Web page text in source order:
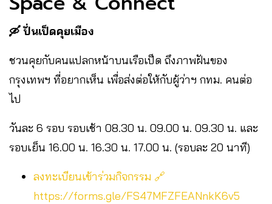
🛶 ปั่นเป็ดคุยเมือง
ชวนคุยกับคนแปลกหน้าบนเรือเป็ด ถึงภาพฝันของ
กรุงเทพฯ ที่อยากเห็น เพื่อส่งต่อให้กับผู้ว่าฯ กทม. คนต่อ
ไป
วันละ 6 รอบ รอบเช้า 08.30 น. 09.00 น. 09.30 น. และ
รอบเย็น 16.00 น. 16.30 น. 17.00 น. (รอบละ 20 นาที)
ลงทะเบียนเข้าร่วมกิจกรรม 🔗
https://forms.gle/FS47MFZFEANnkK6v5